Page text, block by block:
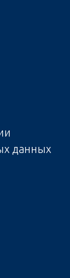
данных